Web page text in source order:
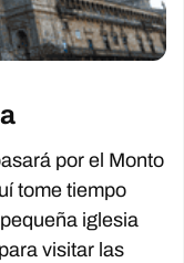
por el Monto
tome tiempo
iglesia
visitar las